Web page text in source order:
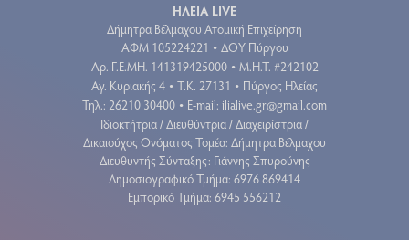
ΗΛΕΙΑ LIVE
Δήμητρα Βέλμαχου Ατομική Επιχείρηση
ΑΦΜ 105224221 • ΔΟΥ Πύργου
Aρ. Γ.Ε.ΜΗ. 141319425000 • Μ.Η.Τ. #242102
Αγ. Κυριακής 4 • Τ.Κ. 27131 • Πύργος Ηλείας
Τηλ.: 26210 30400 • E-mail: ilialive.gr@gmail.com
Ιδιοκτήτρια / Διευθύντρια / Διαχειρίστρια /
Δικαιούχος Ονόματος Τομέα: Δήμητρα Βέλμαχου
Διευθυντής Σύνταξης: Γιάννης Σπυρούνης
Δημοσιογραφικό Τμήμα: 6976 869414
Εμπορικό Τμήμα: 6945 556212